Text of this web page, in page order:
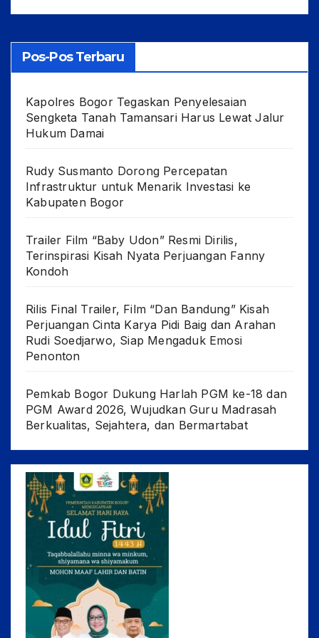
Pos-Pos Terbaru
Kapolres Bogor Tegaskan Penyelesaian
Sengketa Tanah Tamansari Harus Lewat Jalur
Hukum Damai
Rudy Susmanto Dorong Percepatan
Infrastruktur untuk Menarik Investasi ke
Kabupaten Bogor
Trailer Film “Baby Udon” Resmi Dirilis,
Terinspirasi Kisah Nyata Perjuangan Fanny
Kondoh
Rilis Final Trailer, Film “Dan Bandung” Kisah
Perjuangan Cinta Karya Pidi Baig dan Arahan
Rudi Soedjarwo, Siap Mengaduk Emosi
Penonton
Pemkab Bogor Dukung Harlah PGM ke-18 dan
PGM Award 2026, Wujudkan Guru Madrasah
Berkualitas, Sejahtera, dan Bermartabat